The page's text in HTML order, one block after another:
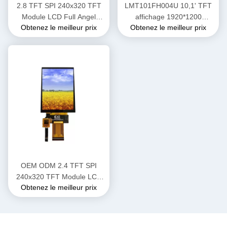
2.8 TFT SPI 240x320 TFT
Module LCD Full Angel
QVGA BOE Écran LCD
Obtenez le meilleur prix
LMT101FH004U 10,1' TFT
affichage 1920*1200
Affichage LCD haute
luminosité 700 nits
Obtenez le meilleur prix
OEM ODM 2.4 TFT SPI
240x320 TFT Module LCD
Affichage avec l'interface SPI
/ MPU / RGB
Obtenez le meilleur prix